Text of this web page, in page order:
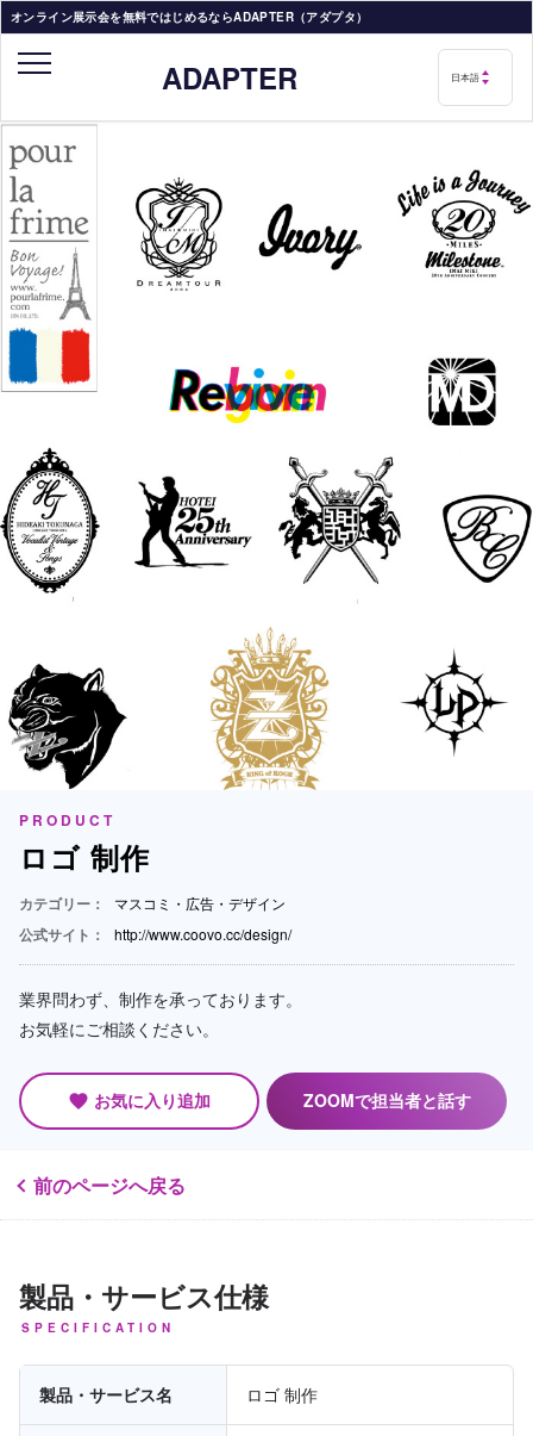
オンライン展示会を無料ではじめるならADAPTER（アダプタ）
ADAPTER
PRODUCT
ロゴ 制作
カテゴリー： マスコミ・広告・デザイン
公式サイト： http://www.coovo.cc/design/
業界問わず、制作を承っております。
お気軽にご相談ください。
favorite お気に入り追加 ZOOMで担当者と話す
前のページへ戻る
製品・サービス仕様
SPECIFICATION
製品・サービス名 ロゴ 制作